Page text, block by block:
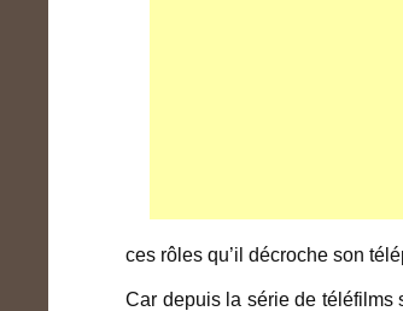
ces rôles qu’il décroche son
Car depuis la série de téléfilms